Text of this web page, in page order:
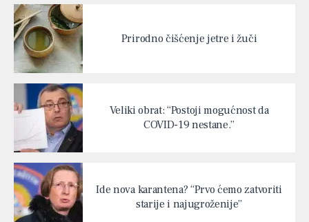
Prirodno čišćenje jetre i žuči
Veliki obrat: “Postoji mogućnost da
COVID-19 nestane.”
Ide nova karantena? “Prvo ćemo zatvoriti
starije i najugroženije”